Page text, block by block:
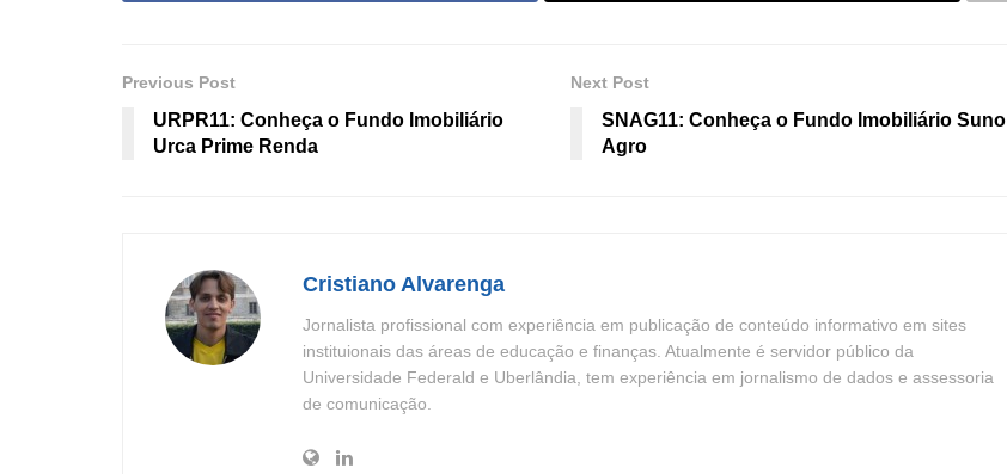
Previous Post
URPR11: Conheça o Fundo Imobiliário
Urca Prime Renda
Next Post
SNAG11: Conheça o Fundo Imobiliário Suno
Agro
Cristiano Alvarenga
Jornalista profissional com experiência em publicação de conteúdo informativo em sites
instituionais das áreas de educação e finanças. Atualmente é servidor público da
Universidade Federald e Uberlândia, tem experiência em jornalismo de dados e assessoria
de comunicação.